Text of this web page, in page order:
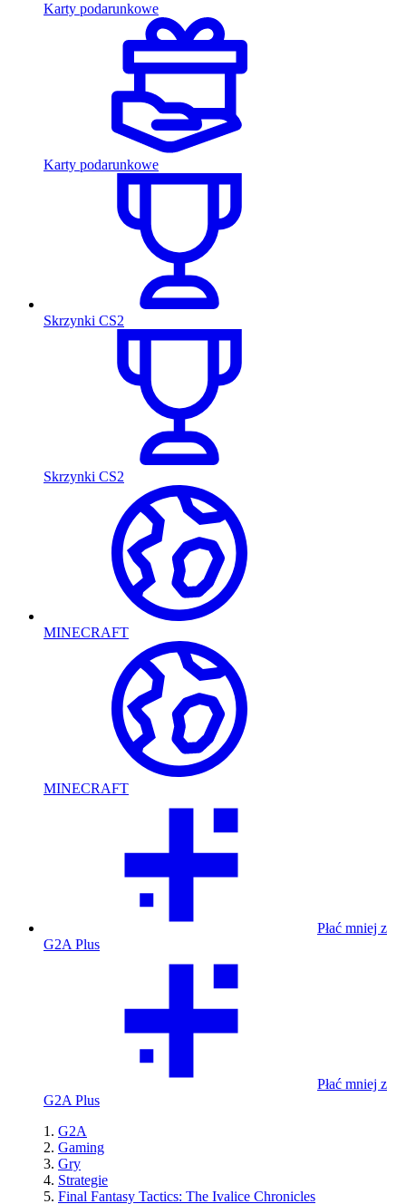
Karty podarunkowe
Karty podarunkowe
Skrzynki CS2
Skrzynki CS2
MINECRAFT
MINECRAFT
Płać mniej z
G2A Plus
Płać mniej z
G2A Plus
G2A
Gaming
Gry
Strategie
Final Fantasy Tactics: The Ivalice Chronicles